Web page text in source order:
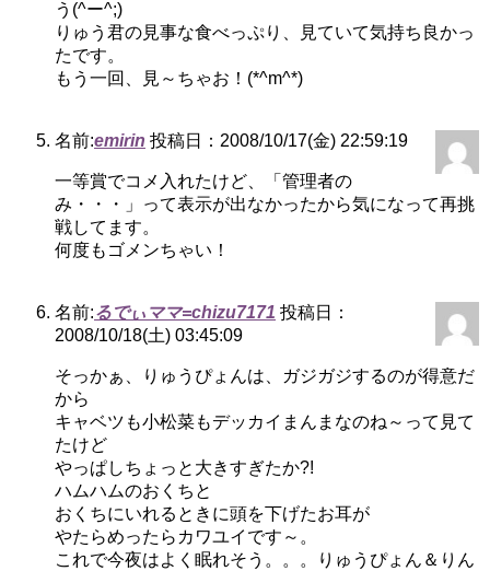
う(^ー^;)
りゅう君の見事な食べっぷり、見ていて気持ち良かっ
たです。
もう一回、見～ちゃお！(*^m^*)
名前:emirin 投稿日：2008/10/17(金) 22:59:19
一等賞でコメ入れたけど、「管理者の
み・・・」って表示が出なかったから気になって再挑
戦してます。
何度もゴメンちゃい！
名前:るでぃママ=chizu7171 投稿日：
2008/10/18(土) 03:45:09
そっかぁ、りゅうぴょんは、ガジガジするのが得意だ
から
キャベツも小松菜もデッカイまんまなのね～って見て
たけど
やっぱしちょっと大きすぎたか?!
ハムハムのおくちと
おくちにいれるときに頭を下げたお耳が
やたらめったらカワユイです～。
これで今夜はよく眠れそう。。。りゅうぴょん＆りん